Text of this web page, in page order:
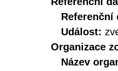
Referenční
Událost:
Organizace
Název